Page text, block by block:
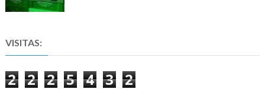
VISITAS:
2 2 2 5 4 3 2